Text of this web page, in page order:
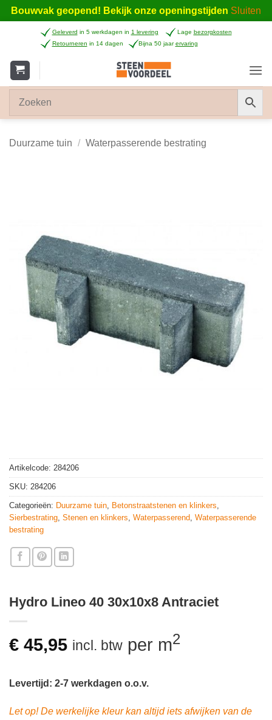
Bouwvak geopend! Bekijk onze openingstijden Sluiten
inhoud
Geleverd in 5 werkdagen in 1 levering Lage bezorgkosten
Retourneren in 14 dagen Bijna 50 jaarervaring
Duurzame tuin / Waterpasserende bestrating
Artikelcode: 284206
SKU: 284206
Categorieën: Duurzame tuin Betonstraatstenen en klinkers
Sierbestrating Stenen en klinkers Waterpasserend Waterpasserende
bestrating
Hydro Lineo 40 30x10x8 Antraciet
€ 45,95 incl. btw per m2
Levertijd: 2-7 werkdagen o.o.v.
Let op! De werkelijke kleur kan altijd iets afwijken van de